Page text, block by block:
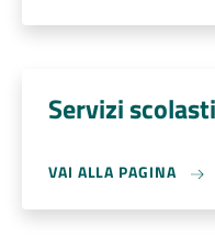
Servizi
VAI ALLA PAGINA